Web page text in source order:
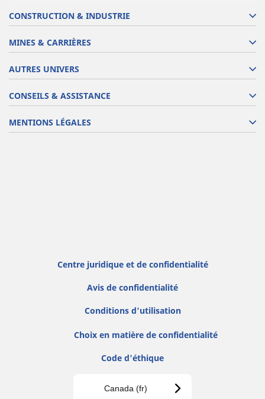
CONSTRUCTION & INDUSTRIE
MINES & CARRIÈRES
AUTRES UNIVERS
CONSEILS & ASSISTANCE
MENTIONS LÉGALES
Centre juridique et de confidentialité
Avis de confidentialité
Conditions d'utilisation
Choix en matière de confidentialité
Code d'éthique
Canada (fr)